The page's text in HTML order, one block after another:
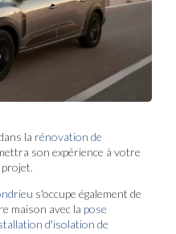
la rénovation de
son expérience à votre
s'occupe également de
maison avec la pose
d'isolation de